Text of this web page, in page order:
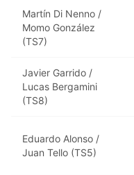
Martín Di Nenno /
Momo González
(TS7)
Javier Garrido /
Lucas Bergamini
(TS8)
Eduardo Alonso /
Juan Tello (TS5)